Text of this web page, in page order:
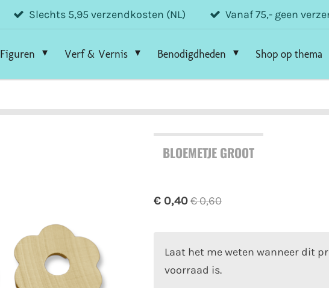
Slechts 5,95 verzendkosten (NL) Vanaf 75,- geen
Figuren Verf & Vernis Benodigdheden Shop op thema
BLOEMETJE GROOT
€ 0,40€ 0,60
Laat het me weten wanneer dit
voorraad is.